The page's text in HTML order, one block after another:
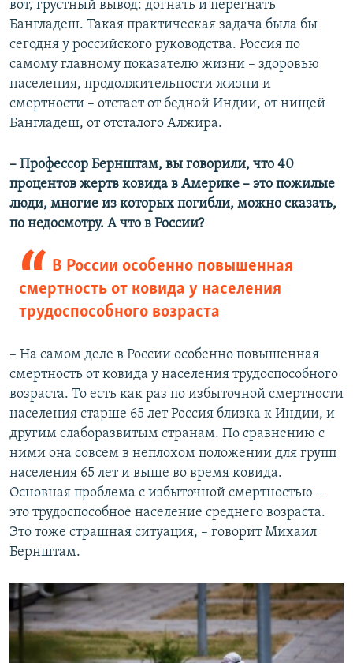
вот, грустный вывод: догнать и перегнать
Бангладеш. Такая практическая задача была бы
сегодня у российского руководства. Россия по
самому главному показателю жизни – здоровью
населения, продолжительности жизни и
смертности – отстает от бедной Индии, от нищей
Бангладеш, от отсталого Алжира.
– Профессор Бернштам, вы говорили, что 40
процентов жертв ковида в Америке – это пожилые
люди, многие из которых погибли, можно сказать,
по недосмотру. А что в России?
В России особенно повышенная
смертность от ковида у населения
трудоспособного возраста
– На самом деле в России особенно повышенная
смертность от ковида у населения трудоспособного
возраста. То есть как раз по избыточной смертности
населения старше 65 лет Россия близка к Индии, и
другим слаборазвитым странам. По сравнению с
ними она совсем в неплохом положении для групп
населения 65 лет и выше во время ковида.
Основная проблема с избыточной смертностью –
это трудоспособное население среднего возраста.
Это тоже страшная ситуация, – говорит Михаил
Бернштам.